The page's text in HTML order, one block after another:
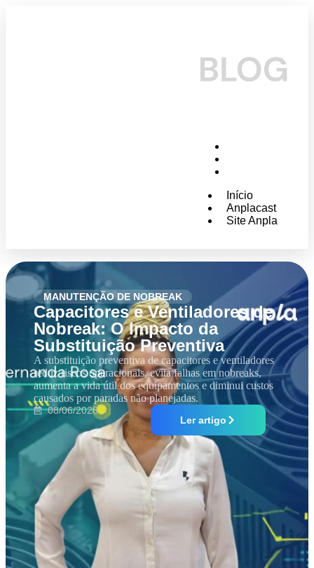
Início
Anplacast
Site Anpla
MANUTENÇÃO DE NOBREAK
Capacitores e Ventiladores de
Nobreak: O Impacto da
Substituição Preventiva
A substituição preventiva de capacitores e ventiladores
reduz riscos operacionais, evita falhas em nobreaks,
aumenta a vida útil dos equipamentos e diminui custos
causados por paradas não planejadas.
08/06/2026
Ler artigo